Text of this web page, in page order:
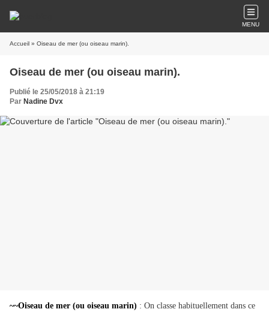
MENU
Accueil » Oiseau de mer (ou oiseau marin).
Oiseau de mer (ou oiseau marin).
Publié le 25/05/2018 à 21:19
Par Nadine Dvx
~~Oiseau de mer (ou oiseau marin) : On classe habituellement dans ce